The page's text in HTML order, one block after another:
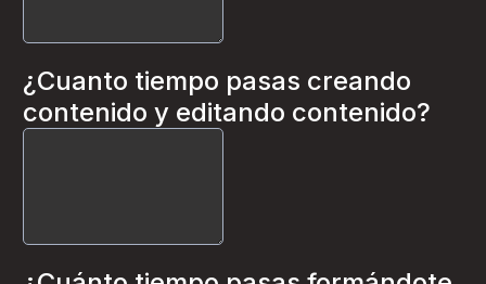
¿Cuanto tiempo pasas creando
contenido y editando contenido?